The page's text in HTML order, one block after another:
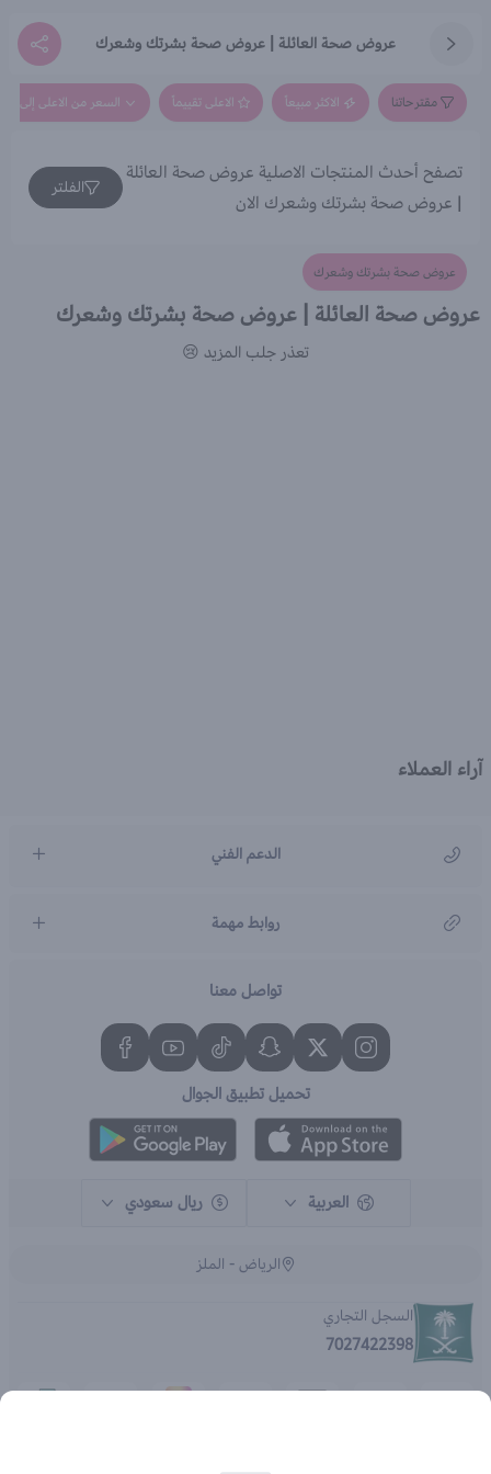
عروض صحة العائلة | عروض صحة بشرتك وشعرك
مقترحاتنا الاكثر مبيعاً الاعلى تقييماً السعر من الاعلى إلى
تصفح أحدث المنتجات الاصلية عروض صحة العائلة
| عروض صحة بشرتك وشعرك الان
الفلتر
عروض صحة بشرتك وشعرك
عروض صحة العائلة | عروض صحة بشرتك وشعرك
تعذر جلب المزيد 😢
آراء العملاء
الدعم الفني
روابط مهمة
تواصل معنا
تحميل تطبيق الجوال
العربية ريال سعودي
الرياض - الملز
السجل التجاري
7027422398